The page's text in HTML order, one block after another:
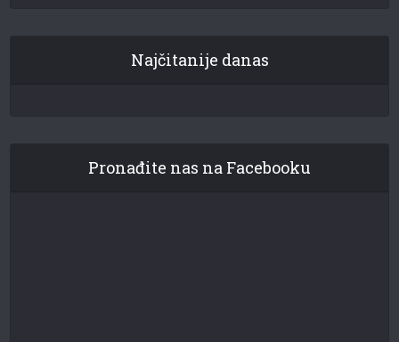
Najčitanije danas
Pronađite nas na Facebooku